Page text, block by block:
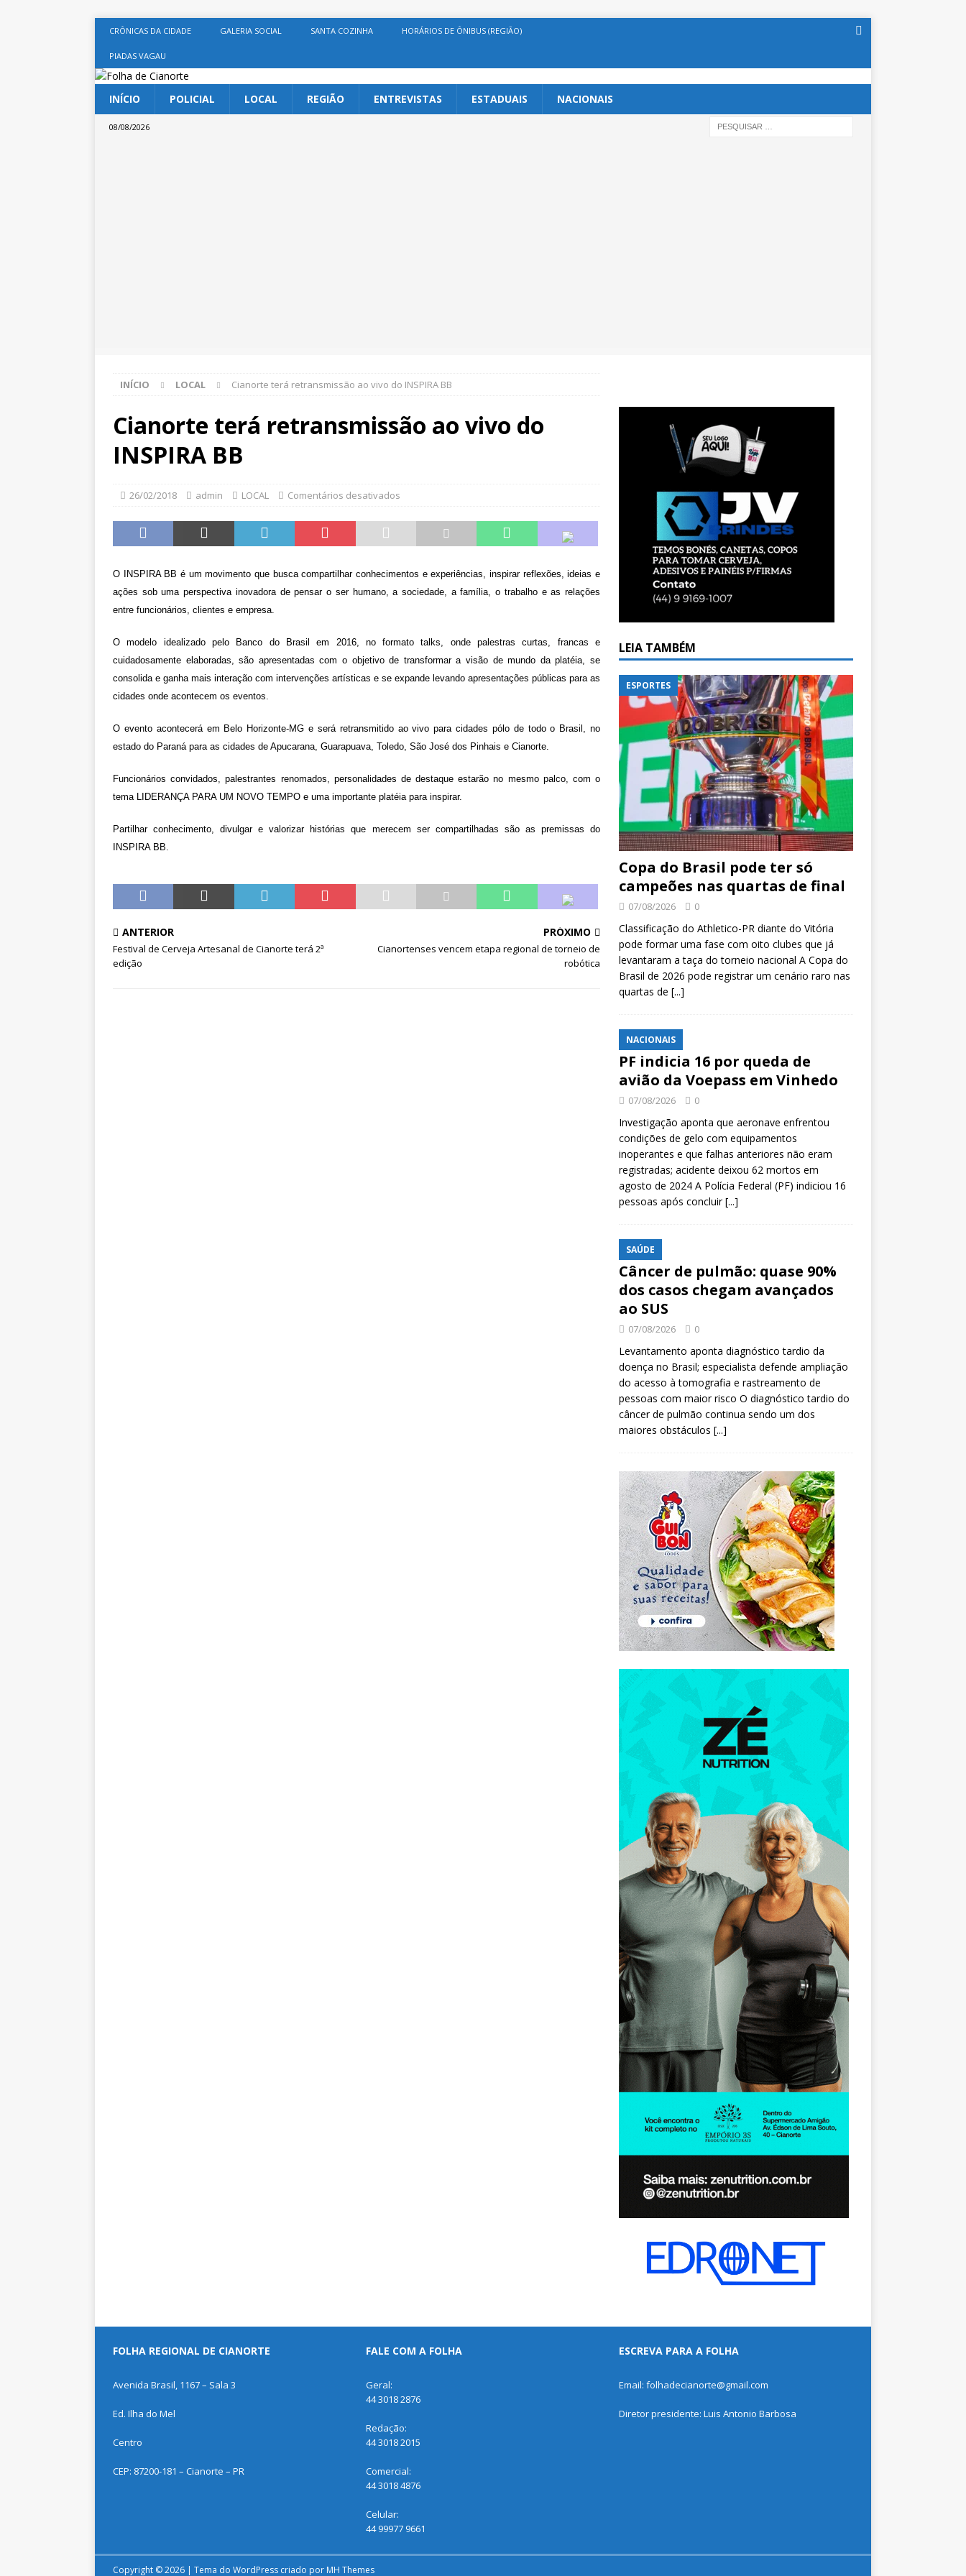
CRÔNICAS DA CIDADE GALERIA SOCIAL SANTA COZINHA HORÁRIOS DE ÔNIBUS (REGIÃO)
PIADAS VAGAU
INÍCIO POLICIAL LOCAL REGIÃO ENTREVISTAS ESTADUAIS NACIONAIS
08/08/2026
INÍCIO LOCAL Cianorte terá retransmissão ao vivo do INSPIRA BB
Cianorte terá retransmissão ao vivo do
INSPIRA BB
26/02/2018 admin LOCAL Comentários desativados
O INSPIRA BB é um movimento que busca compartilhar conhecimentos e experiências, inspirar reflexões, ideias e
ações sob uma perspectiva inovadora de pensar o ser humano, a sociedade, a família, o trabalho e as relações
entre funcionários, clientes e empresa.
O modelo idealizado pelo Banco do Brasil em 2016, no formato talks, onde palestras curtas, francas e
cuidadosamente elaboradas, são apresentadas com o objetivo de transformar a visão de mundo da platéia, se
consolida e ganha mais interação com intervenções artísticas e se expande levando apresentações públicas para as
cidades onde acontecem os eventos.
O evento acontecerá em Belo Horizonte-MG e será retransmitido ao vivo para cidades pólo de todo o Brasil, no
estado do Paraná para as cidades de Apucarana, Guarapuava, Toledo, São José dos Pinhais e Cianorte.
Funcionários convidados, palestrantes renomados, personalidades de destaque estarão no mesmo palco, com o
tema LIDERANÇA PARA UM NOVO TEMPO e uma importante platéia para inspirar.
Partilhar conhecimento, divulgar e valorizar histórias que merecem ser compartilhadas são as premissas do
INSPIRA BB.
ANTERIOR
Festival de Cerveja Artesanal de Cianorte terá 2ª
edição
PRÓXIMO
Cianortenses vencem etapa regional de torneio de
robótica
LEIA TAMBÉM
ESPORTES
Copa do Brasil pode ter só
campeões nas quartas de final
07/08/2026 0
Classificação do Athletico-PR diante do Vitória
pode formar uma fase com oito clubes que já
levantaram a taça do torneio nacional A Copa do
Brasil de 2026 pode registrar um cenário raro nas
quartas de [...]
NACIONAIS
PF indicia 16 por queda de
avião da Voepass em Vinhedo
07/08/2026 0
Investigação aponta que aeronave enfrentou
condições de gelo com equipamentos
inoperantes e que falhas anteriores não eram
registradas; acidente deixou 62 mortos em
agosto de 2024 A Polícia Federal (PF) indiciou 16
pessoas após concluir[...]
SAÚDE
Câncer de pulmão: quase 90%
dos casos chegam avançados
ao SUS
07/08/2026 0
Levantamento aponta diagnóstico tardio da
doença no Brasil; especialista defende ampliação
do acesso à tomografia e rastreamento de
pessoas com maior risco O diagnóstico tardio do
câncer de pulmão continua sendo um dos
maiores obstáculos [...]
FOLHA REGIONAL DE CIANORTE
Avenida Brasil, 1167 – Sala 3
Ed. Ilha do Mel
Centro
CEP: 87200-181 – Cianorte – PR
FALE COM A FOLHA
Geral:
44 3018 2876
Redação:
44 3018 2015
Comercial:
44 3018 4876
Celular:
44 99977 9661
ESCREVA PARA A FOLHA
Email: folhadecianorte@gmail.com
Diretor presidente: Luis Antonio Barbosa
Copyright © 2026 | Tema do WordPress criado por MH Themes